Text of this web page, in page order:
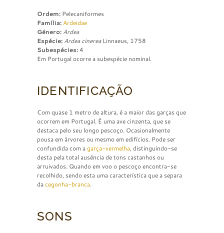
Ordem: Pelecaniformes
Família: Ardeidae
Género: Ardea
Espécie: Ardea cinereaLinnaeus, 1758
Subespécies:4
Em Portugal ocorre a subespécie nominal.
IDENTIFICAÇÃO
Com quase 1 metro de altura, é a maior das garças que
ocorrem em Portugal. É uma ave cinzenta, que se
destaca pelo seu longo pescoço. Ocasionalmente
pousa em árvores ou mesmo em edifícios. Pode ser
confundida com agarça-vermelha, distinguindo-se
desta pela total ausência de tons castanhos ou
arruivados. Quando em voo o pescoço encontra-se
recolhido, sendo esta uma característica que a separa
dacegonha-branca.
SONS